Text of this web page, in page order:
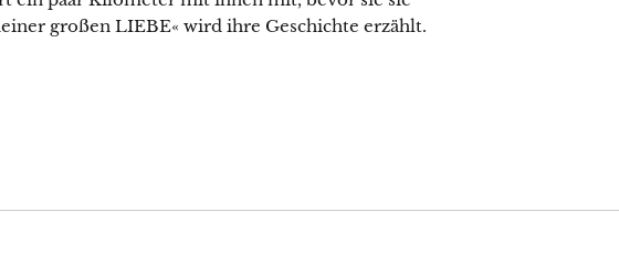
großen LIEBE« wird ihre Geschichte erzählt.